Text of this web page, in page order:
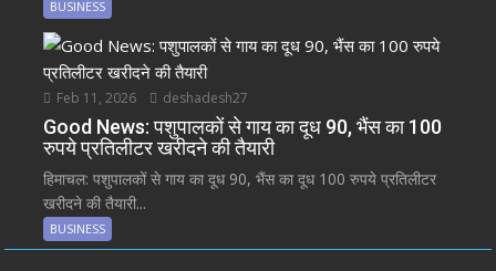
BUSINESS
Feb 11, 2026 deshadesh27
Good News: पशुपालकों से गाय का दूध 90, भैंस का 100
रुपये प्रतिलीटर खरीदने की तैयारी
हिमाचल: पशुपालकों से गाय का दूध 90, भैंस का दूध 100 रुपये प्रतिलीटर
खरीदने की तैयारी...
BUSINESS